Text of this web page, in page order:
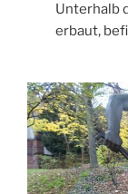
Unterhalb
erbaut,